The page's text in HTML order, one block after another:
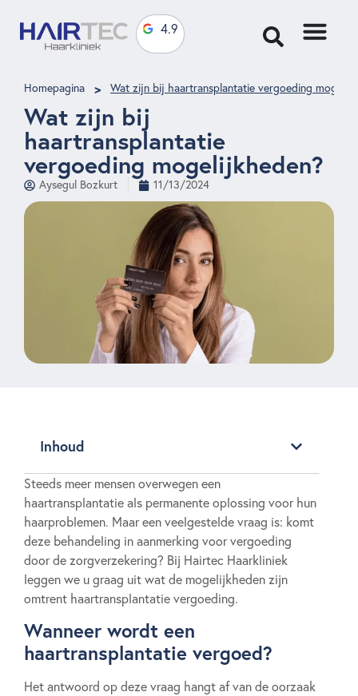
4.9
Homepagina > Wat zijn bij haartransplantatie vergoeding
Wat zijn bij
haartransplantatie
vergoeding mogelijkheden?
Aysegul Bozkurt 11/13/2024
Inhoud
Steeds meer mensen overwegen een
haartransplantatie als permanente oplossing voor hun
haarproblemen. Maar een veelgestelde vraag is: komt
deze behandeling in aanmerking voor vergoeding
door de zorgverzekering? Bij Hairtec Haarkliniek
leggen we u graag uit wat de mogelijkheden zijn
omtrent haartransplantatie vergoeding.
Wanneer wordt een
haartransplantatie vergoed?
Het antwoord op deze vraag hangt af van de oorzaak